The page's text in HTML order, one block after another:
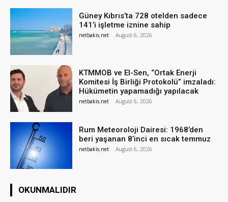
Güney Kıbrıs’ta 728 otelden sadece
141’i işletme iznine sahip
netbakis.net - August 6, 2026
KTMMOB ve El-Sen, “Ortak Enerji
Komitesi İş Birliği Protokolü” imzaladı:
Hükümetin yapamadığı yapılacak
netbakis.net - August 6, 2026
Rum Meteoroloji Dairesi: 1968’den
beri yaşanan 8’inci en sıcak temmuz
netbakis.net - August 6, 2026
OKUNMALIDIR